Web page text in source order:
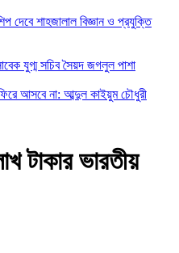
দেবে শাহজালাল বিজ্ঞান ও প্রযুক্তি
যুগ্ম সচিব সৈয়দ জগলুল পাশা
আসবে না: আব্দুল কাইয়ুম চৌধুরী
টাকার ভারতীয়